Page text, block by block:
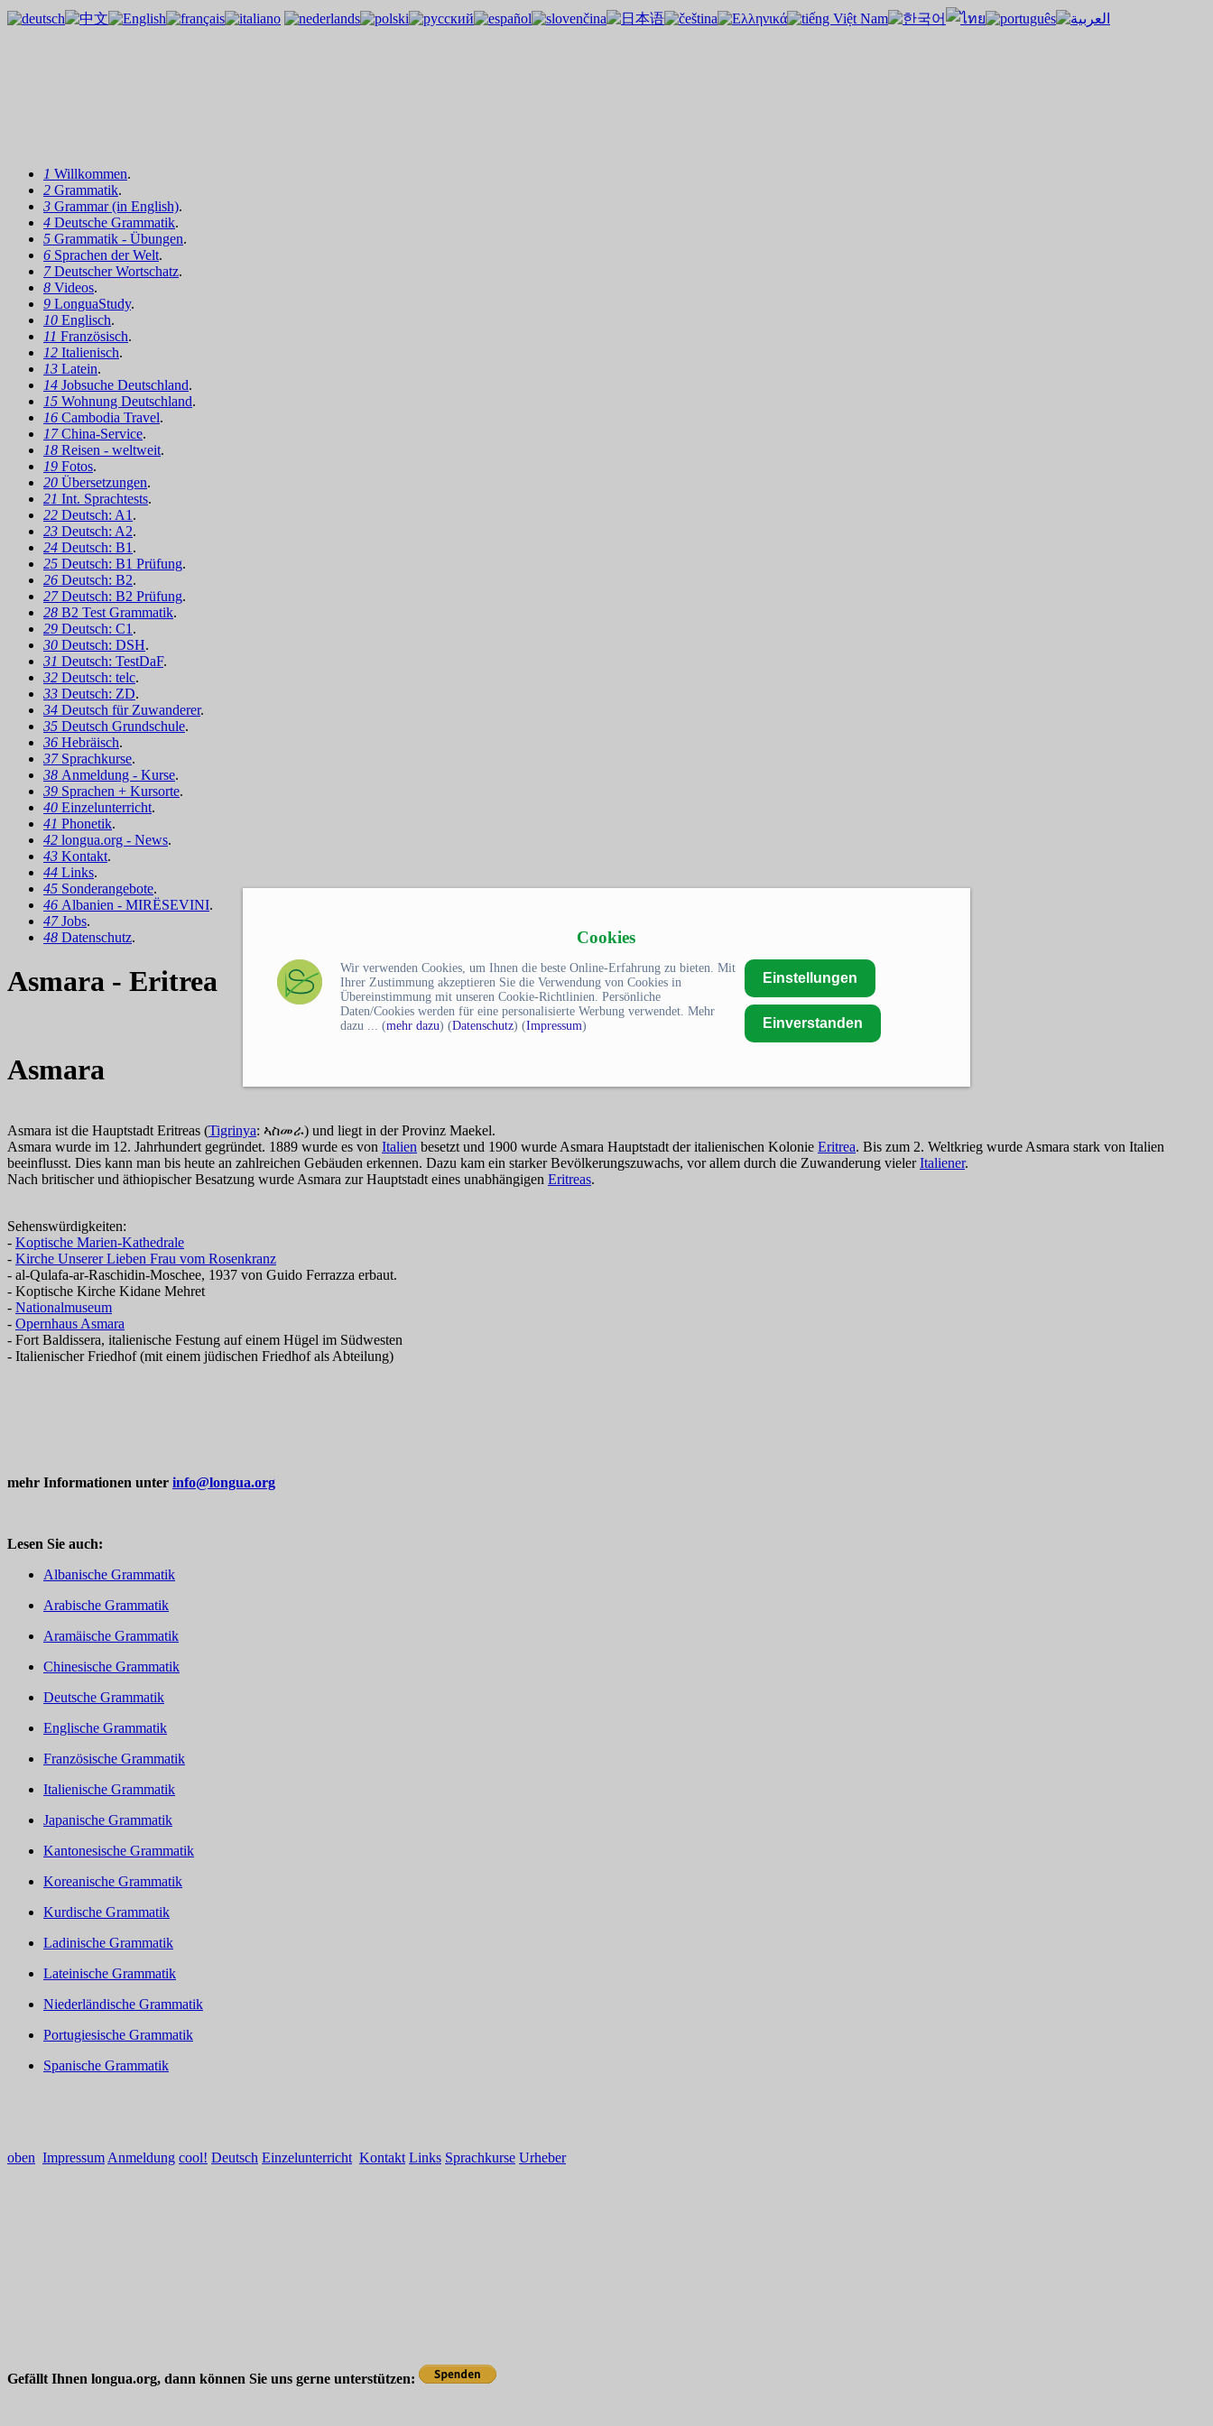
1 Willkommen.
2 Grammatik.
3 Grammar (in English).
4 Deutsche Grammatik.
5 Grammatik - Übungen.
6 Sprachen der Welt.
7Deutscher Wortschatz.
8 Videos.
9 LonguaStudy.
10 Englisch.
11 Französisch.
12 Italienisch.
13 Latein.
14 Jobsuche Deutschland.
15 Wohnung Deutschland.
16 Cambodia Travel.
17China-Service.
18 Reisen - weltweit.
19 Fotos.
20 Übersetzungen.
21 Int. Sprachtests.
22 Deutsch: A1 .
23 Deutsch: A2.
24 Deutsch: B1 .
25 Deutsch: B1 Prüfung.
26 Deutsch: B2.
27Deutsch: B2 Prüfung.
28 B2 Test Grammatik.
29 Deutsch: C1 .
30 Deutsch: DSH.
31 Deutsch: TestDaF.
32 Deutsch: telc.
33 Deutsch: ZD.
34 Deutsch für Zuwanderer.
35 Deutsch Grundschule.
36 Hebräisch.
37 Sprachkurse.
38 Anmeldung - Kurse.
39 Sprachen + Kursorte.
40 Einzelunterricht.
41 Phonetik.
42 longua.org - News.
43 Kontakt.
44 Links.
45 Sonderangebote.
46 Albanien - MIRËSEVINI.
47Jobs.
48 Datenschutz. Cookies
Wir verwenden Cookies, um Ihnen die beste Online-Erfahrung zu bieten. Mit
Ihrer Zustimmung akzeptieren Sie die Verwendung von Cookies in
Übereinstimmung mit unseren Cookie-Richtlinien. Persönliche
Daten/Cookies werden für eine personalisierte Werbung verwendet. Mehr
dazu ... (mehr dazu) (Datenschutz) (Impressum)
Einstellungen
Einverstanden
Asmara - Eritrea
Asmara
Asmara ist die Hauptstadt Eritreas (Tigrinya: ኣስመራ) und liegt in der Provinz Maekel.
Asmara wurde im 12. Jahrhundert gegründet. 1889 wurde es von Italien besetzt und 1900 wurde Asmara Hauptstadt der italienischen Kolonie Eritrea. Bis zum 2. Weltkrieg wurde Asmara stark von Italien
beeinflusst. Dies kann man bis heute an zahlreichen Gebäuden erkennen. Dazu kam ein starker Bevölkerungszuwachs, vor allem durch die Zuwanderung vielerItaliener.
Nach britischer und äthiopischer Besatzung wurde Asmara zur Hauptstadt eines unabhängigen Eritreas.
Sehenswürdigkeiten:
- Koptische Marien-Kathedrale
- Kirche Unserer Lieben Frau vom Rosenkranz
- al-Qulafa-ar-Raschidin-Moschee, 1937 von Guido Ferrazza erbaut.
- Koptische Kirche Kidane Mehret
- Nationalmuseum
- Opernhaus Asmara
- Fort Baldissera, italienische Festung auf einem Hügel im Südwesten
- Italienischer Friedhof (mit einem jüdischen Friedhof als Abteilung)
mehr Informationen unter info@longua.org
Lesen Sie auch:
Albanische Grammatik
Arabische Grammatik
Aramäische Grammatik
Chinesische Grammatik
Deutsche Grammatik
Englische Grammatik
Französische Grammatik
Italienische Grammatik
Japanische Grammatik
Kantonesische Grammatik
Koreanische Grammatik
Kurdische Grammatik
Ladinische Grammatik
Lateinische Grammatik
Niederländische Grammatik
Portugiesische Grammatik
Spanische Grammatik
oben Impressum Anmeldung cool! Deutsch Einzelunterricht Kontakt Links Sprachkurse Urheber
Gefällt Ihnen longua.org, dann können Sie uns gerne unterstützen: